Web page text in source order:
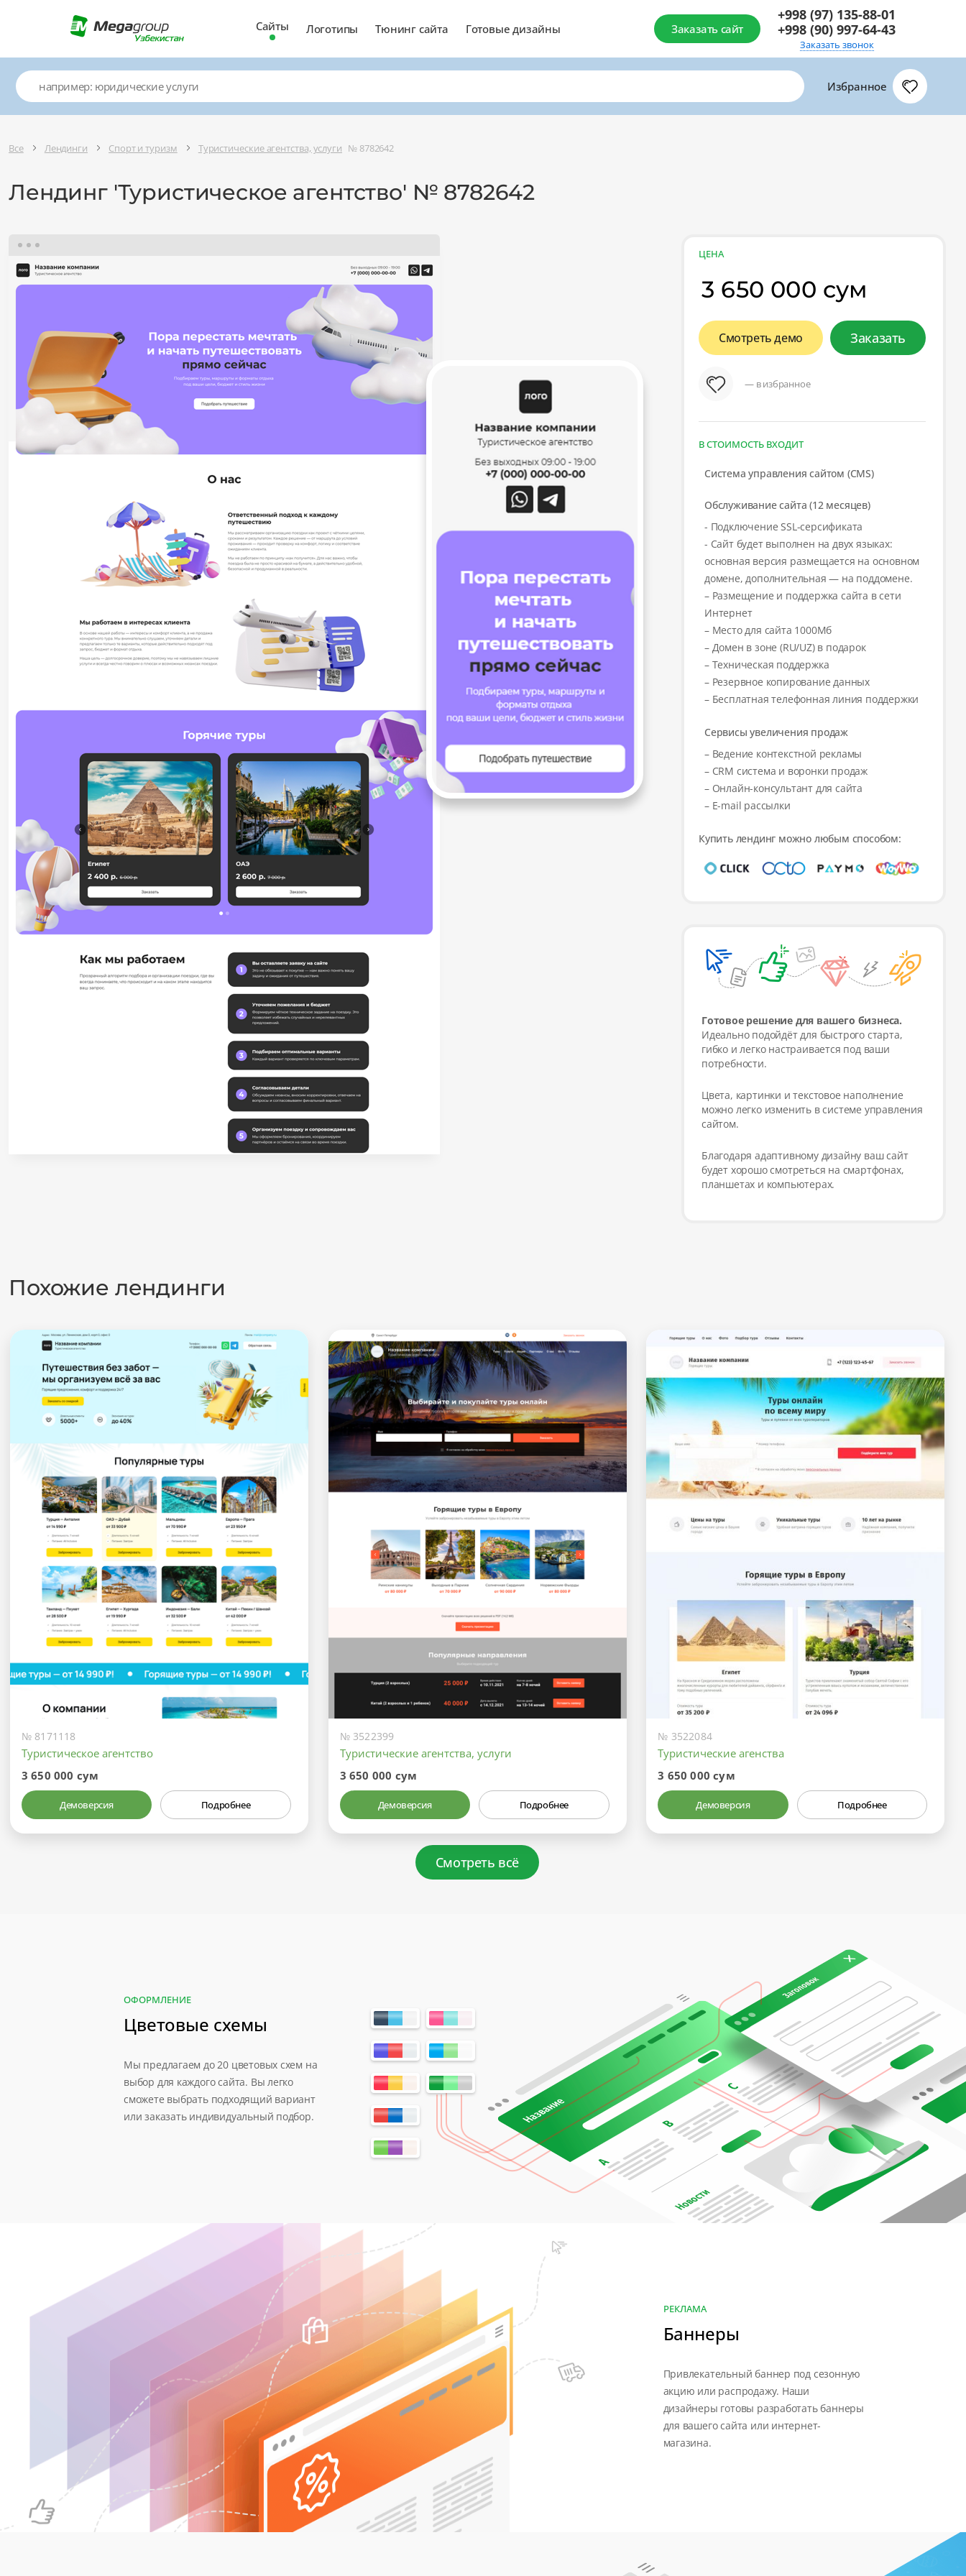
Сайты Логотипы Тюнинг сайта Готовые дизайны Заказать сайт
+998 (97) 135-88-01
+998 (90) 997-64-43
Заказать звонок
Избранное
Все Лендинги Спорт и туризм Туристические агентства, услуги № 8782642
Лендинг 'Туристическое агентство' № 8782642
ЦЕНА
3 650 000 сум
Смотреть демо Заказать
— в избранное
В СТОИМОСТЬ ВХОДИТ
Система управления сайтом (CMS)
Обслуживание сайта (12 месяцев)
- Подключение SSL-серсификата
- Сайт будет выполнен на двух языках:
основная версия размещается на основном
домене, дополнительная — на поддомене.
– Размещение и поддержка сайта в сети
Интернет
– Место для сайта 1000Мб
– Домен в зоне (RU/UZ) в подарок
– Техническая поддержка
– Резервное копирование данных
– Бесплатная телефонная линия поддержки
Сервисы увеличения продаж
– Ведение контекстной рекламы
– CRM система и воронки продаж
– Онлайн-консультант для сайта
– E-mail рассылки
Купить лендинг можно любым способом:
Готовое решение для вашего бизнеса.
Идеально подойдёт для быстрого старта,
гибко и легко настраивается под ваши
потребности.
Цвета, картинки и текстовое наполнение
можно легко изменить в системе управления
сайтом.
Благодаря адаптивному дизайну ваш сайт
будет хорошо смотреться на смартфонах,
планшетах и компьютерах.
Похожие лендинги
№ 8171118
Туристическое агентство
3 650 000 сум
Демоверсия Подробнее
№ 3522399
Туристические агентства, услуги
3 650 000 сум
Демоверсия Подробнее
№ 3522084
Туристические агенства
3 650 000 сум
Демоверсия Подробнее
Смотреть всё
ОФОРМЛЕНИЕ
Цветовые схемы
Мы предлагаем до 20 цветовых схем на
выбор для каждого сайта. Вы легко
сможете выбрать подходящий вариант
или заказать индивидуальный подбор.
РЕКЛАМА
Баннеры
Привлекательный баннер под сезонную
акцию или распродажу. Наши
дизайнеры готовы разработать баннеры
для вашего сайта или интернет-
магазина.